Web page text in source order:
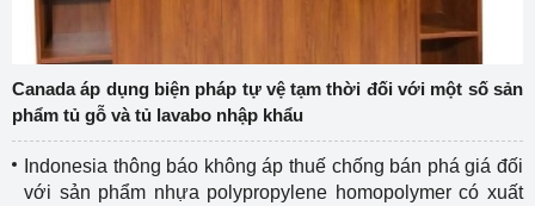
Canada áp dụng biện pháp tự vệ tạm thời đối với một số sản
phẩm tủ gỗ và tủ lavabo nhập khẩu
Indonesia thông báo không áp thuế chống bán phá giá đối
với sản phẩm nhựa polypropylene homopolymer có xuất